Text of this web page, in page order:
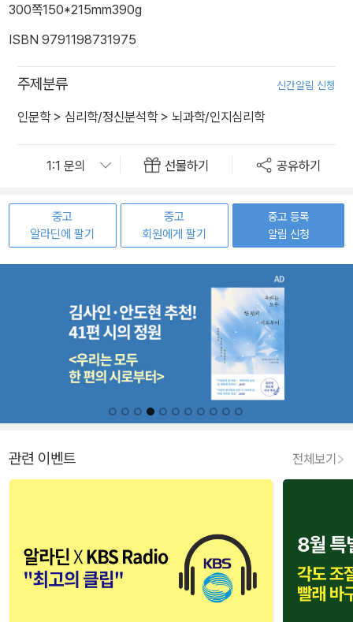
300쪽150*215mm390g
ISBN 9791198731975
주제분류 신간알림 신청
인문학> 심리학/정신분석학> 뇌과학/인지심리학
선물하기 공유하기
중고
알라딘에 팔기
중고
회원에게 팔기
중고 등록
알림 신청
관련 이벤트 전체보기